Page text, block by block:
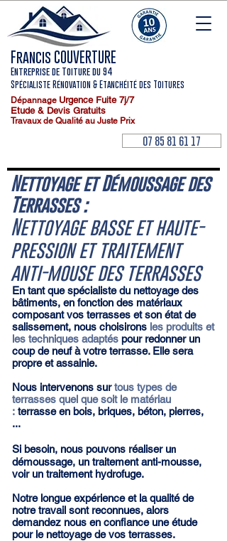
Francis COUVERTURE
Entreprise de Toiture du 94
Spécialiste Rénovation & Etanchéité des Toitures
Dépannage Urgence Fuite 7j/7
Etude & Devis Gratuits
Travaux de Qualité au Juste Prix
07 85 81 61 17
Nettoyage et Démoussage des
Terrasses :
Nettoyage basse et haute-
pression et traitement
anti-mouse des terrasses
En tant que spécialiste du nettoyage des
bâtiments, en fonction des matériaux
composant vos terrasses et son état de
salissement, nous choisirons les produits et
les techniques adaptés pour redonner un
coup de neuf à votre terrasse. Elle sera
propre et assainie.
Nous intervenons surtous types de
terrasses quel que soit le matériau
: terrasse en bois, briques, béton, pierres,
...
Si besoin, nous pouvons réaliser un
démoussage, un traitement anti-mousse,
voir un traitement hydrofuge.
Notre longue expérience et la qualité de
notre travail sont reconnues, alors
demandez nous en confiance une étude
pour le nettoyage de vos terrasses.